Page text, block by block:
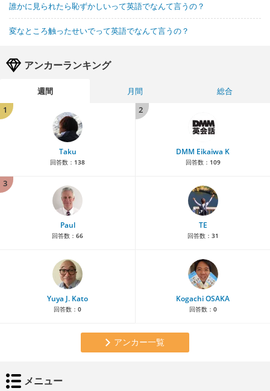
誰かに見られたら恥ずかしいって英語でなんて言うの？
変なところ触ったせいでって英語でなんて言うの？
アンカーランキング
週間 月間
総合
1
Taku
回答数： 138
2
DMM Eikaiwa K
回答数： 109
3
Paul
回答数： 66
TE
回答数： 31
Yuya J. Kato
回答数： 0
Kogachi OSAKA
回答数： 0
アンカー一覧
メニュー